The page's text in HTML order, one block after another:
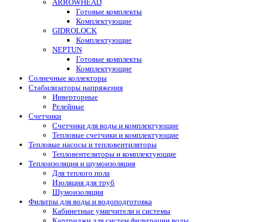
ARROWHEAD
Готовые комплекты
Комплектующие
GIDROLOCK
Комплектующие
NEPTUN
Готовые комплекты
Комплектующие
Солнечные коллекторы
Стабилизаторы напряжения
Инверторные
Релейные
Счетчики
Счетчики для воды и комплектующие
Тепловые счетчики и комплектующие
Тепловые насосы и тепловентиляторы
Тепловентеляторы и комплектующие
Теплоизоляция и шумоизоляция
Для теплого пола
Изоляция для труб
Шумоизоляция
Фильтры для воды и водоподготовка
Кабинетные умягчители и системы